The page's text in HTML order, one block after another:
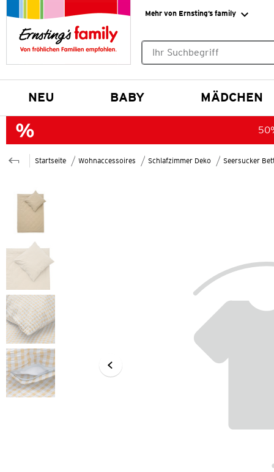
Mehr von Ernsting’s family
NEU BABY MÄDCHEN
Startseite Wohnaccessoires Schlafzimmer Deko Seersucker